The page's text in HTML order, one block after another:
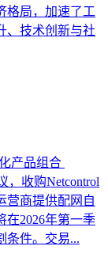
格局，加速了工
、技术创新与社
产品组合
，收购Netcontrol
商提供配网自
在2026年第一季
条件。交易...